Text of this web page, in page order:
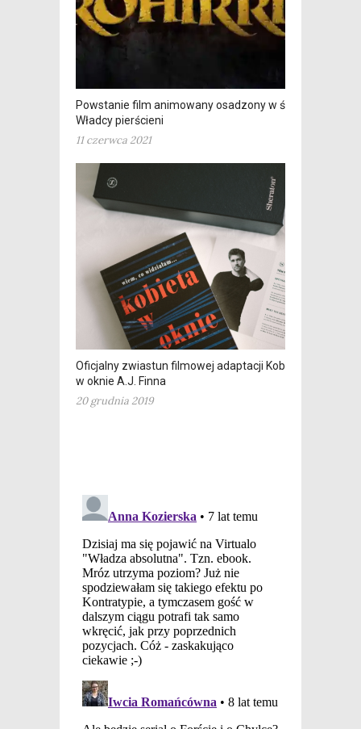
Powstanie film animowany osadzony w świecie
Władcy pierścieni
11 czerwca 2021
Oficjalny zwiastun filmowej adaptacji Kobiety
w oknie A.J. Finna
20 grudnia 2019